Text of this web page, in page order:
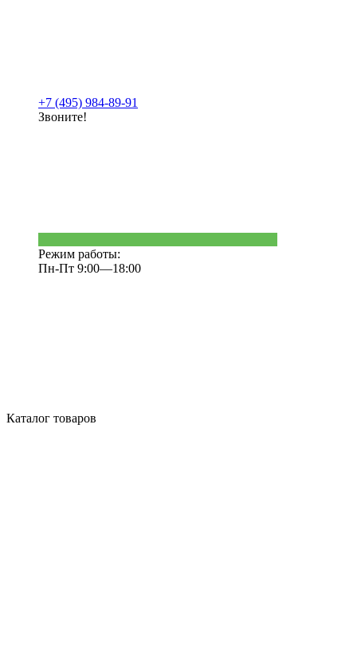
+7 (495) 984-89-91
Звоните!
Режим работы:
Пн-Пт 9:00—18:00
Каталог товаров